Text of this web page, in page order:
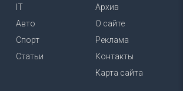
IT
Авто
Спорт
Статьи
Архив
О сайте
Реклама
Контакты
Карта сайта